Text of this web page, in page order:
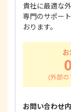
貴社に最適な
専門のサポー
おります。
お問い合わせ